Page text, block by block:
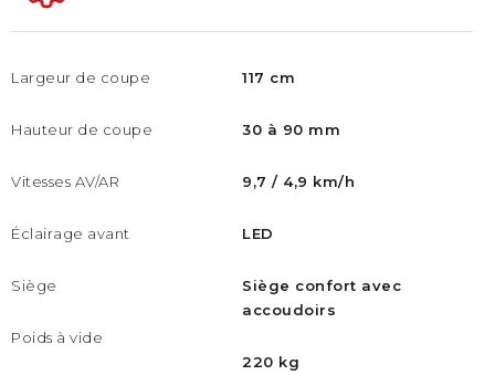
Largeur de coupe
Hauteur de coupe
Vitesses AV/AR
Éclairage avant
Siège
Poids à vide
117 cm
30 à 90 mm
9,7 / 4,9 km/h
LED
Siège confort avec
accoudoirs
220 kg